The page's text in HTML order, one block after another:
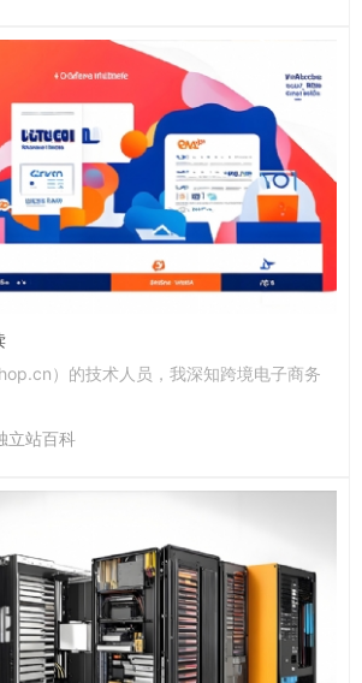
）的技术人员，我深知跨境电子商务
立站百科